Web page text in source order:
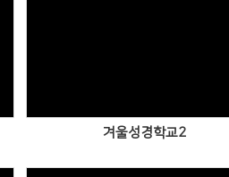
겨울성경학교2